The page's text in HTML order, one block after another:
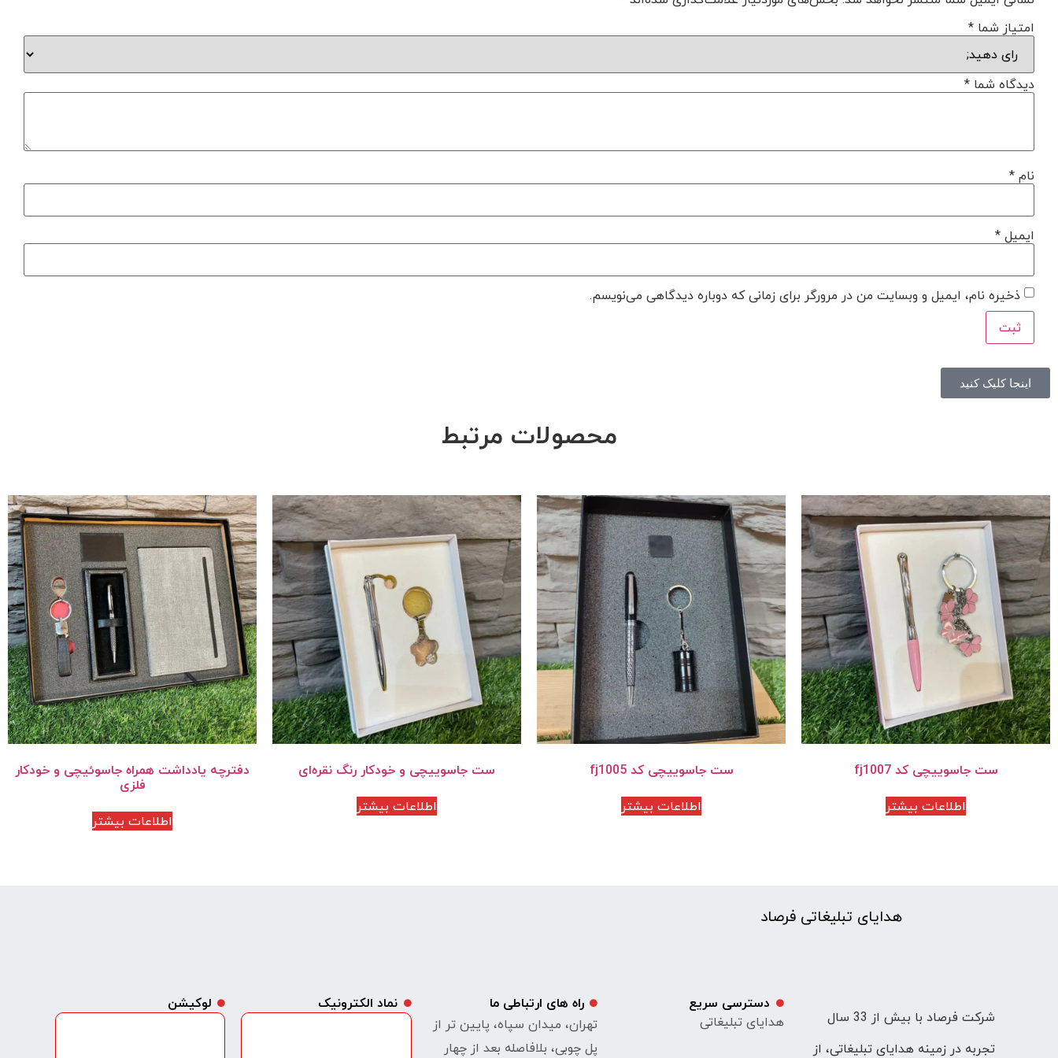
امتیاز شما *
دیدگاه شما *
نام*
ایمیل*
ذخیره نام، ایمیل و وبسایت من در مرورگر برای زمانی که دوباره دیدگاهی می‌نویسم.
اینجا کلیک کنید
محصولات مرتبط
ست جاسوییچی کد fj1007
اطلاعات بیشتر
ست جاسوییچی کد fj1005
اطلاعات بیشتر
ست جاسوییچی و خودکار رنگ نقره‌ای
اطلاعات بیشتر
دفترچه یادداشت همراه جاسوئیچی و خودکار
فلزی
اطلاعات بیشتر
هدایای تبلیغاتی فرصاد
شرکت فرصاد با بیش از 33 سال
تجربه در زمینه هدایای تبلیغاتی، از
دسترسی سریع
هدایای تبلیغاتی
راه های ارتباطی ما
تهران، میدان سپاه، پایین تر از
پل چوبی، بلافاصله بعد از چهار
نماد الکترونیک لوکیشن